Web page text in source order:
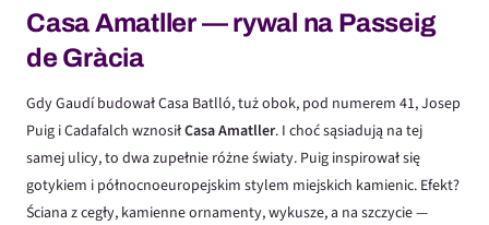
Casa Amatller — rywal na Passeig
de Gràcia
Gdy Gaudí budował Casa Batlló, tuż obok, pod numerem 41, Josep
Puig i Cadafalch wznosiłCasa Amatller. I choć sąsiadują na tej
samej ulicy, to dwa zupełnie różne światy. Puig inspirował się
gotykiem i północnoeuropejskim stylem miejskich kamienic. Efekt?
Ściana z cegły, kamienne ornamenty, wykusze, a na szczycie —